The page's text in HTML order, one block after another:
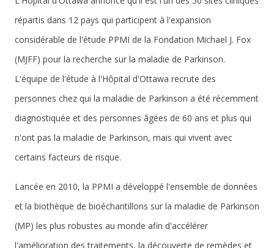
répartis dans 12 pays qui participent à l'expansion
considérable de l'étude PPMI de la Fondation Michael J. Fox
(MJFF) pour la recherche sur la maladie de Parkinson.
L'équipe de l'étude à l'Hôpital d'Ottawa recrute des
personnes chez qui la maladie de Parkinson a été récemment
diagnostiquée et des personnes âgées de 60 ans et plus qui
n'ont pas la maladie de Parkinson, mais qui vivent avec
certains facteurs de risque.
Lancée en 2010, la PPMI a développé l'ensemble de données
et la biothèque de bioéchantillons sur la maladie de Parkinson
(MP) les plus robustes au monde afin d'accélérer
l'amélioration des traitements, la découverte de remèdes et